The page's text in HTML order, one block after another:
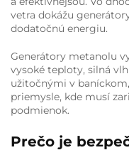
vetra dokážu
dodatočnú energiu.
Generátory metanolu
vysoké teploty, silná
užitočnými v
priemysle, kde musí
podmienok.
Prečo je